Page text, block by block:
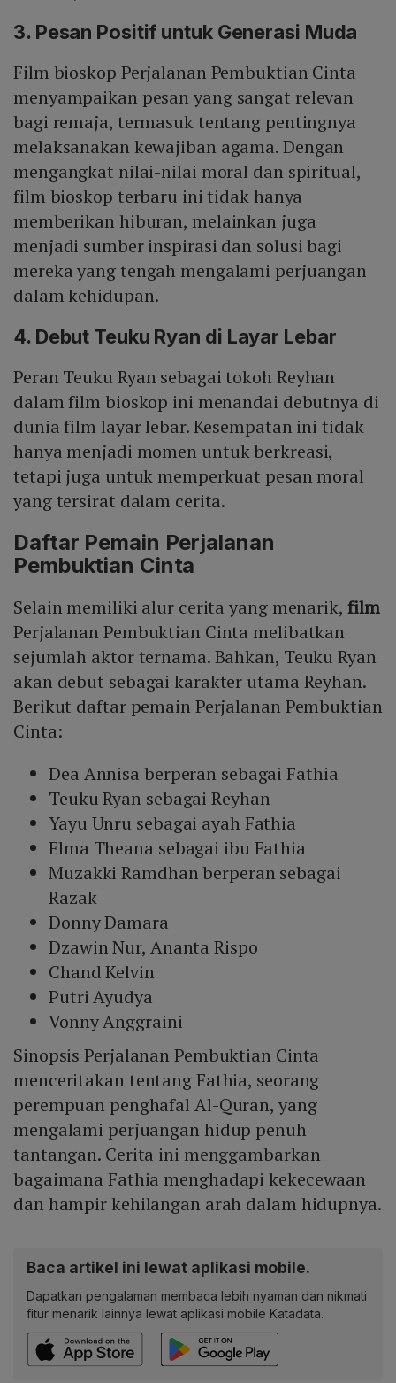
3. Pesan Positif untuk Generasi Muda
Film bioskop Perjalanan Pembuktian Cinta
menyampaikan pesan yang sangat relevan
bagi remaja, termasuk tentang pentingnya
melaksanakan kewajiban agama. Dengan
mengangkat nilai-nilai moral dan spiritual,
film bioskop terbaru ini tidak hanya
memberikan hiburan, melainkan juga
menjadi sumber inspirasi dan solusi bagi
mereka yang tengah mengalami perjuangan
dalam kehidupan.
4. Debut Teuku Ryan di Layar Lebar
Peran Teuku Ryan sebagai tokoh Reyhan
dalam film bioskop ini menandai debutnya di
dunia film layar lebar. Kesempatan ini tidak
hanya menjadi momen untuk berkreasi,
tetapi juga untuk memperkuat pesan moral
yang tersirat dalam cerita.
Daftar Pemain Perjalanan
Pembuktian Cinta
Selain memiliki alur cerita yang menarik, film
Perjalanan Pembuktian Cinta melibatkan
sejumlah aktor ternama. Bahkan, Teuku Ryan
akan debut sebagai karakter utama Reyhan.
Berikut daftar pemain Perjalanan Pembuktian
Cinta:
Dea Annisa berperan sebagai Fathia
Teuku Ryan sebagai Reyhan
Yayu Unru sebagai ayah Fathia
Elma Theana sebagai ibu Fathia
Muzakki Ramdhan berperan sebagai
Razak
Donny Damara
Dzawin Nur, Ananta Rispo
Chand Kelvin
Putri Ayudya
Vonny Anggraini
Sinopsis Perjalanan Pembuktian Cinta
menceritakan tentang Fathia, seorang
perempuan penghafal Al-Quran, yang
mengalami perjuangan hidup penuh
tantangan. Cerita ini menggambarkan
bagaimana Fathia menghadapi kekecewaan
dan hampir kehilangan arah dalam hidupnya.
Baca artikel ini lewat aplikasi mobile.
Dapatkan pengalaman membaca lebih nyaman dan nikmati
fitur menarik lainnya lewat aplikasi mobile Katadata.